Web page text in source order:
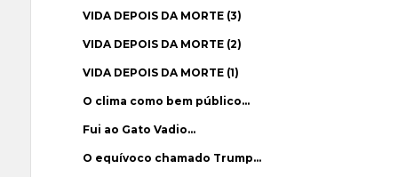
VIDA DEPOIS DA MORTE (3)
VIDA DEPOIS DA MORTE (2)
VIDA DEPOIS DA MORTE (1)
O clima como bem público…
Fui ao Gato Vadio…
O equívoco chamado Trump…